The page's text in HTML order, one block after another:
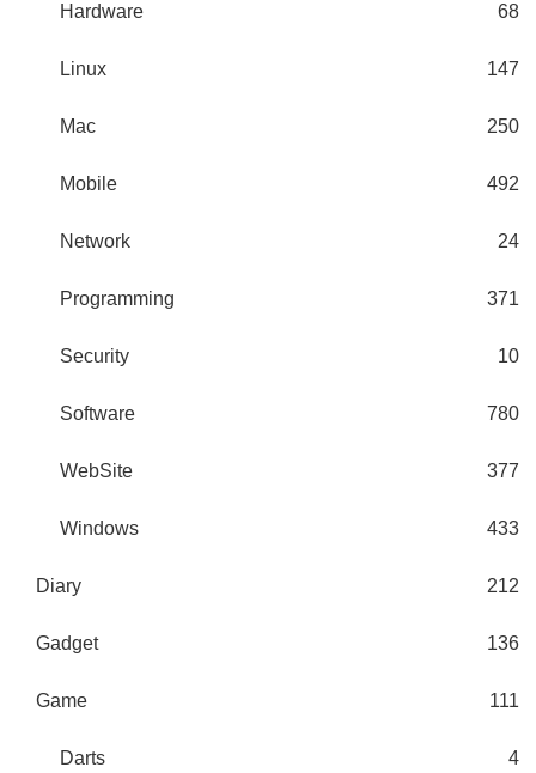
Hardware 68
Linux 147
Mac 250
Mobile 492
Network 24
Programming 371
Security 10
Software 780
WebSite 377
Windows 433
Diary 212
Gadget 136
Game 111
Darts 4